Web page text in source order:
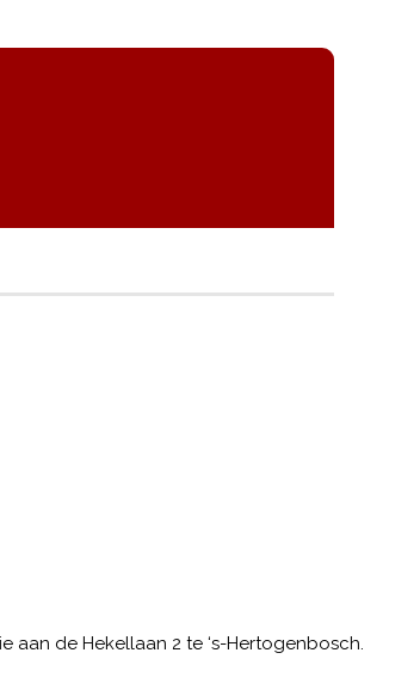
aan de Hekellaan 2 te ‘s-Hertogenbosch.